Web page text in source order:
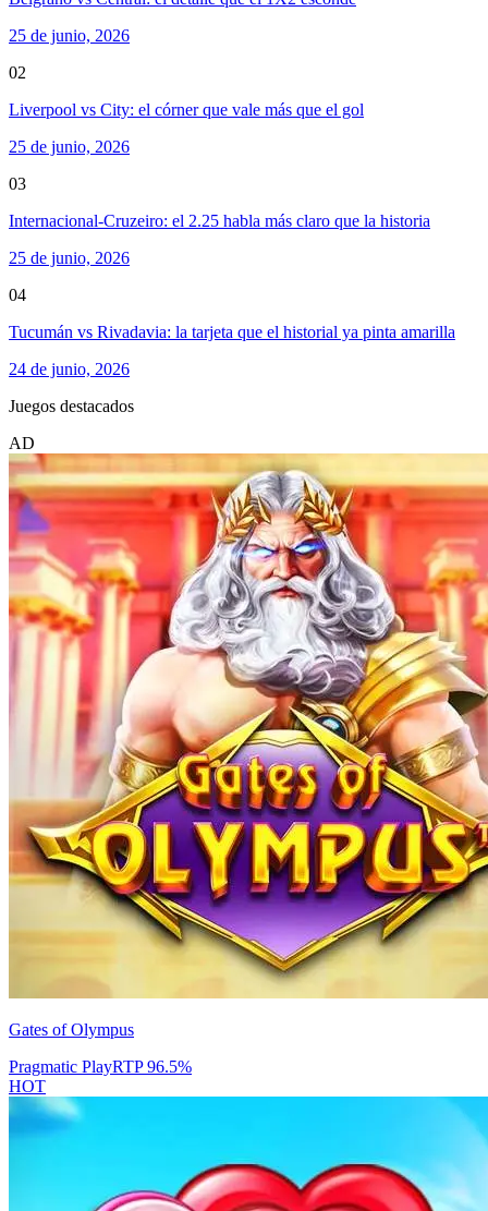
25 de junio, 2026
02
Liverpool vs City: el córner que vale más que el gol
25 de junio, 2026
03
Internacional-Cruzeiro: el 2.25 habla más claro que la historia
25 de junio, 2026
04
Tucumán vs Rivadavia: la tarjeta que el historial ya pinta amarilla
24 de junio, 2026
Juegos destacados
AD
Gates of Olympus
Pragmatic PlayRTP96.5%
HOT